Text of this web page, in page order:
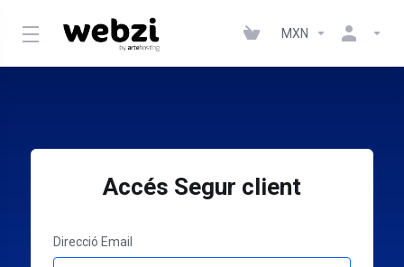
MXN
Accés Segur client
Direcció Email